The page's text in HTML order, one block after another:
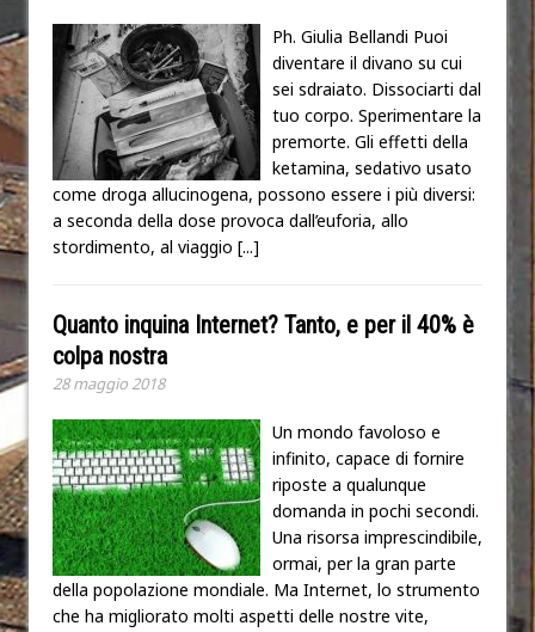
Ph. Giulia Bellandi Puoi
diventare il divano su cui
sei sdraiato. Dissociarti dal
tuo corpo. Sperimentare la
premorte. Gli effetti della
ketamina, sedativo usato
come droga allucinogena, possono essere i più diversi:
a seconda della dose provoca dall’euforia, allo
stordimento, al viaggio [...]
Quanto inquina Internet? Tanto, e per il 40% è
colpa nostra
28 maggio 2018
Un mondo favoloso e
infinito, capace di fornire
riposte a qualunque
domanda in pochi secondi.
Una risorsa imprescindibile,
ormai, per la gran parte
della popolazione mondiale. Ma Internet, lo strumento
che ha migliorato molti aspetti delle nostre vite,